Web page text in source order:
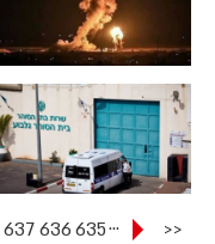
<<
...
635
636
637